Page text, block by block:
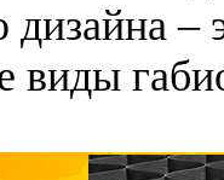
дизайна
виды